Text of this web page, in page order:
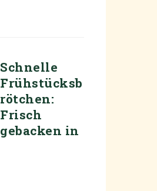
Schnelle
Frühstücksb
rötchen:
Frisch
gebacken in